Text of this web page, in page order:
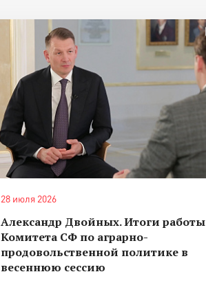
28 июля 2026
Александр Двойных. Итоги работы
Комитета СФ по аграрно-
продовольственной политике в
весеннюю сессию